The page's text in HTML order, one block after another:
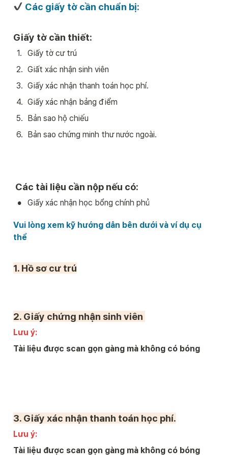
Các giấy tờ cần chuẩn bị:
Giấy tờ cần thiết:
1.
Giấy tờ cư trú
2. Giất xác nhận sinh viên
3. Giấy xác nhận thanh toán học phí.
4. Giấy xác nhận bảng điểm
5. Bản sao hộ chiếu
6. Bản sao chứng minh thư nước ngoài.
Các tài liệu cần nộp nếu có:
• Giấy xác nhận học bổng chính phủ
Vui lòng xem kỹ hướng dẫn bên dưới và ví dụ cụ
thể
1. Hồ sơ cư trú
2. Giấy chứng nhận sinh viên
Lưu ý:
Tài liệu được scan gọn gàng mà không có bóng
3. Giấy xác nhận thanh toán học phí.
Lưu ý:
Tài liệu được scan gọn gàng mà không có bóng